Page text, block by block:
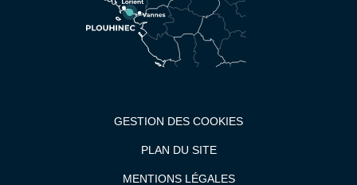
GESTION DES COOKIES
PLAN DU SITE
MENTIONS LÉGALES